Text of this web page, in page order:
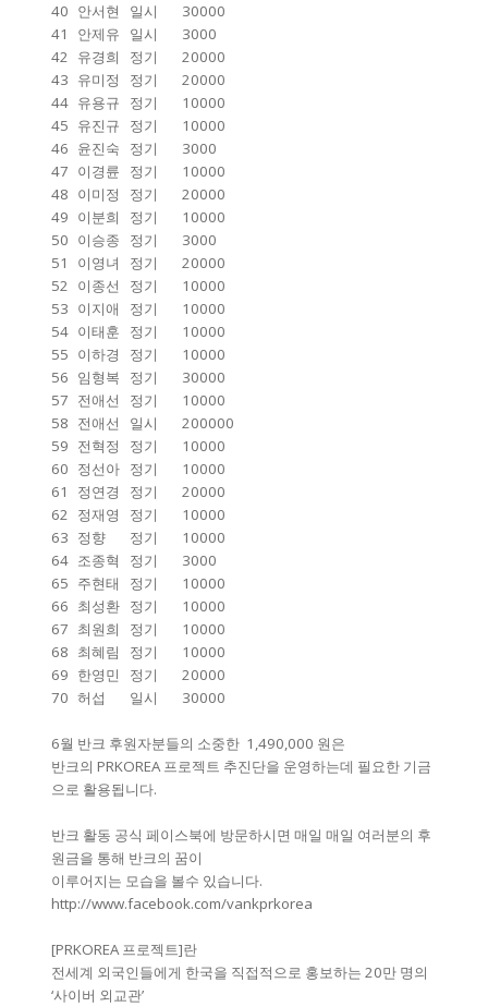
40 안서현 일시
30000
41
안제유 일시
3000
42 유경희 정기
20000
43 유미정 정기
20000
44 유용규 정기
10000
45 유진규 정기
10000
46 윤진숙 정기
3000
47 이경륜 정기
10000
48 이미정 정기
20000
49 이분희 정기
10000
50 이승종 정기
3000
51
이영녀 정기
20000
52 이종선 정기
10000
53 이지애 정기
10000
54 이태훈 정기
10000
55 이하경 정기
10000
56 임형복 정기
30000
57 전애선 정기
10000
58 전애선 일시
200000
59 전혁정 정기
10000
60 정선아 정기
10000
61
정연경 정기
20000
62 정재영 정기
10000
63 정향 정기
10000
64 조종혁 정기
3000
65 주현태 정기
10000
66 최성환 정기
10000
67 최원희 정기
10000
68 최혜림 정기
10000
69 한영민 정기
20000
70 허섭 일시 30000
6월 반크 후원자분들의 소중한 1,490,000 원은
반크의 PRKOREA 프로젝트 추진단을 운영하는데 필요한 기금
으로 활용됩니다.
반크 활동 공식 페이스북에 방문하시면 매일 매일 여러분의 후
원금을 통해 반크의 꿈이
이루어지는 모습을 볼수 있습니다.
http://www.facebook.com/vankprkorea
[PRKOREA 프로젝트]란
전세계 외국인들에게 한국을 직접적으로 홍보하는 20만 명의
‘사이버 외교관’